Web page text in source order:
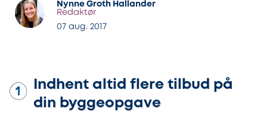
Nynne Groth Hallander
Redaktør
07 aug. 2017
Indhent altid flere tilbud på
din byggeopgave